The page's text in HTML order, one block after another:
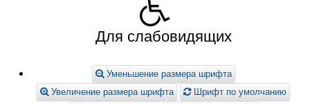
Для слабовидящих
Уменьшение размера шрифта
Увеличение размера шрифта
Шрифт по умолчанию